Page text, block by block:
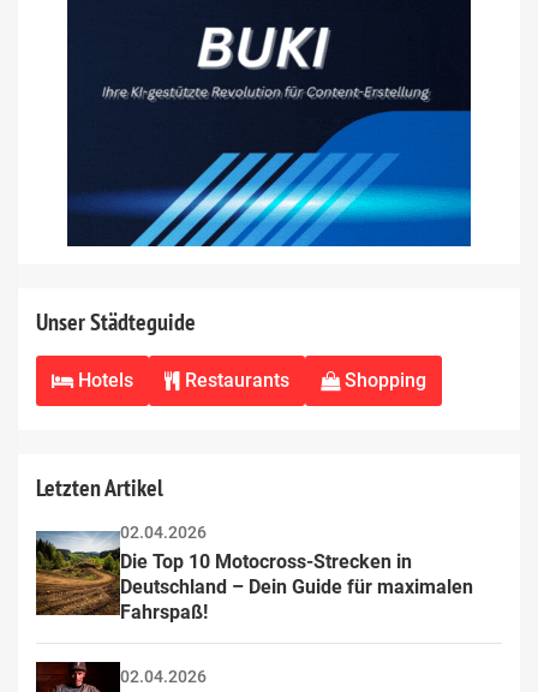
Unser Städteguide
Hotels Restaurants Shopping
Letzten Artikel
02.04.2026
Die Top 10 Motocross-Strecken in
Deutschland – Dein Guide für maximalen
Fahrspaß!
02.04.2026